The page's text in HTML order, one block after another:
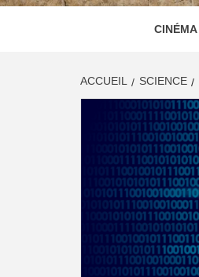
CINÉMA
ACCUEIL SCIENCE